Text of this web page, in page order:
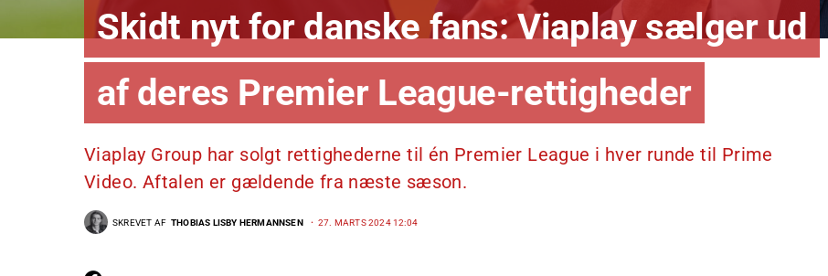
Skidt nyt for danske fans: Viaplay sælger ud
af deres Premier League-rettigheder
Viaplay Group har solgt rettighederne til én Premier League i hver runde til Prime
Video. Aftalen er gældende fra næste sæson.
SKREVET AF THOBIAS LISBY HERMANNSEN 27. MARTS 2024 12:04